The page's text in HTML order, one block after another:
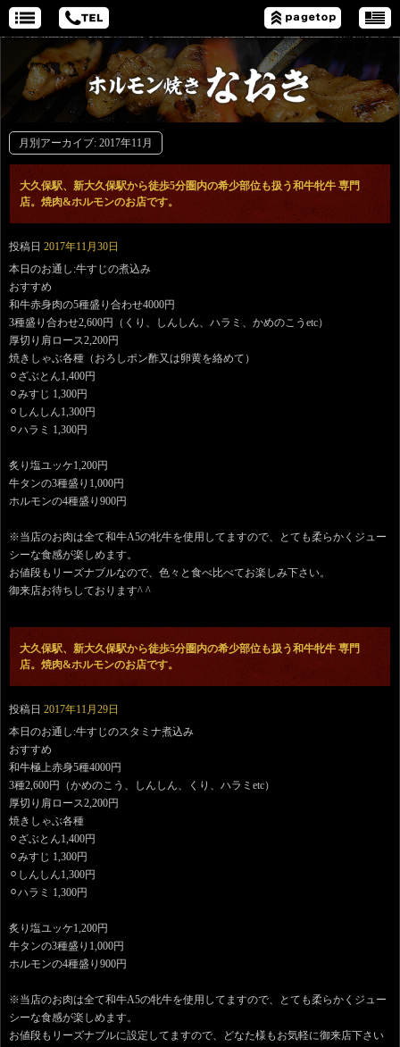
月別アーカイブ: 2017年11月
大久保駅、新大久保駅から徒歩5分圏内の希少部位も扱う和牛牝牛 専門
店。焼肉&ホルモンのお店です。
投稿日 2017年11月30日
本日のお通し:牛すじの煮込み
おすすめ
和牛赤身肉の5種盛り合わせ4000円
3種盛り合わせ2,600円（くり、しんしん、ハラミ、かめのこうetc）
厚切り肩ロース2,200円
焼きしゃぶ各種（おろしポン酢又は卵黄を絡めて）
⚪︎ざぶとん1,400円
⚪︎みすじ 1,300円
⚪︎しんしん1,300円
⚪︎ハラミ 1,300円
炙り塩ユッケ1,200円
牛タンの3種盛り1,000円
ホルモンの4種盛り900円
※当店のお肉は全て和牛A5の牝牛を使用してますので、とても柔らかくジュー
シーな食感が楽しめます。
お値段もリーズナブルなので、色々と食べ比べてお楽しみ下さい。
御来店お待ちしております^ ^
大久保駅、新大久保駅から徒歩5分圏内の希少部位も扱う和牛牝牛 専門
店。焼肉&ホルモンのお店です。
投稿日 2017年11月29日
本日のお通し:牛すじのスタミナ煮込み
おすすめ
和牛極上赤身5種4000円
3種2,600円（かめのこう、しんしん、くり、ハラミetc）
厚切り肩ロース2,200円
焼きしゃぶ各種
⚪︎ざぶとん1,400円
⚪︎みすじ 1,300円
⚪︎しんしん1,300円
⚪︎ハラミ 1,300円
炙り塩ユッケ1,200円
牛タンの3種盛り1,000円
ホルモンの4種盛り900円
※当店のお肉は全て和牛A5の牝牛を使用してますので、とても柔らかくジュー
シーな食感が楽しめます。
お値段もリーズナブルに設定してますので、どなた様もお気軽に御来店下さい